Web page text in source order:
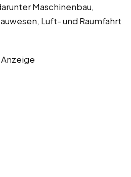
Maschinenbau,
Luft- und Raumfahrt
Anzeige